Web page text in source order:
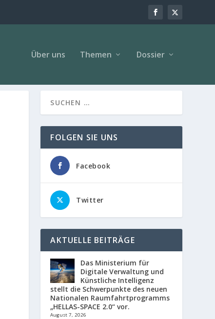
Über uns Themen Dossier
FOLGEN SIE UNS
Facebook
Twitter
AKTUELLE BEITRÄGE
Das Ministerium für
Digitale Verwaltung und
Künstliche Intelligenz
stellt die Schwerpunkte des neuen
Nationalen Raumfahrtprogramms
„HELLAS-SPACE 2.0“ vor.
August 7, 2026